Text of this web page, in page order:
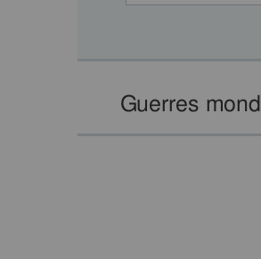
Guerres